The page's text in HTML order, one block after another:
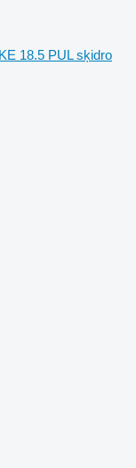
18.5 PUL sķidro